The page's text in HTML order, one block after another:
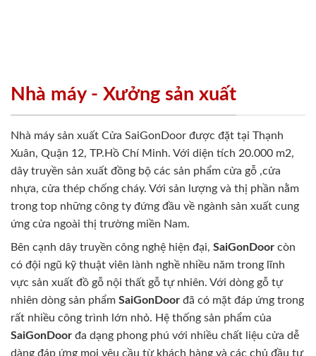
Nhà máy - Xưởng sản xuất
Nhà máy sản xuất Cửa SaiGonDoor được đặt tại Thạnh
Xuân, Quận 12, TP.Hồ Chí Minh. Với diện tích 20.000 m2,
dây truyền sản xuất đồng bộ các sản phẩm cửa gỗ ,cửa
nhựa, cửa thép chống cháy. Với sản lượng và thị phần nằm
trong top những công ty đứng đầu về ngành sản xuất cung
ứng cửa ngoài thị trường miền Nam.
Bên cạnh dây truyền công nghệ hiện đại, SaiGonDoor còn
có đội ngũ kỹ thuật viên lành nghề nhiều năm trong lĩnh
vực sản xuất đồ gỗ nội thất gỗ tự nhiên. Với dòng gỗ tự
nhiên dòng sản phẩm SaiGonDoor đã có mặt đáp ứng trong
rất nhiều công trình lớn nhỏ. Hệ thống sản phẩm của
SaiGonDoor đa dạng phong phú với nhiều chất liệu cửa dễ
dàng đáp ứng mọi yêu cầu từ khách hàng và các chủ đầu tư